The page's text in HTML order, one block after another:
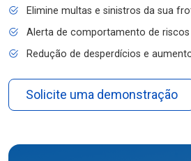
Elimine multas e sinistros da sua
Alerta de comportamento de riscos
Redução de desperdícios e
Solicite uma demonstração